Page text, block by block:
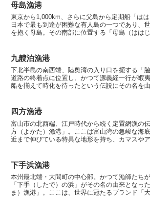
母島漁港
東京から1,000km、さらに父島から定期船「はは
日本で最も到達が困難な有人島の一つであり、
を抱く母島。その南部に位置する「母島（はは
九艘泊漁港
下北半島の南西端、陸奥湾の入り口を扼する「
道路の終着点に位置し、かつて源義経一行が蝦
船を揃えて時化を待ったという伝説にその名を
四方漁港
富山市の北西端、江戸時代から続く定置網漁の
方（よかた）漁港」。ここは富山湾の急峻な海
近まで伸びている特異な地形を持ち、カマスや
下手浜漁港
本州最北端・大間町の中心部。かつて漁師たち
「下手（したで）の浜」がその名の由来となっ
ま）漁港」。ここは、世界に冠たるブランド「